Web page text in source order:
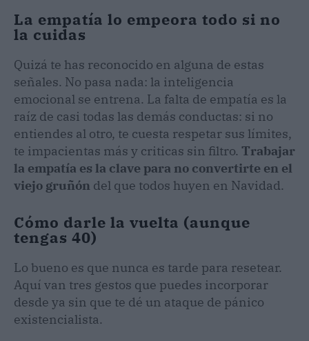
La empatía lo empeora todo si no
la cuidas
Quizá te has reconocido en alguna de estas
señales. No pasa nada: la inteligencia
emocional se entrena. La falta de empatía es la
raíz de casi todas las demás conductas: si no
entiendes al otro, te cuesta respetar sus límites,
te impacientas más y criticas sin filtro. Trabajar
la empatía es la clave para no convertirte en el
viejo gruñón del que todos huyen en Navidad.
Cómo darle la vuelta (aunque
tengas 40)
Lo bueno es que nunca es tarde para resetear.
Aquí van tres gestos que puedes incorporar
desde ya sin que te dé un ataque de pánico
existencialista.